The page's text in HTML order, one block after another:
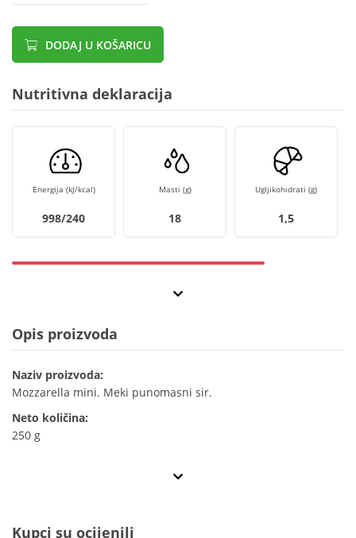
DODAJ U KOŠARICU
Nutritivna deklaracija
Energija (kJ/kcal)
998/240
Masti (g)
18
Ugljikohidrati (g)
1,5
Opis proizvoda
Naziv proizvoda:
Mozzarella mini. Meki punomasni sir.
Neto količina:
250 g
Kupci su ocijenili